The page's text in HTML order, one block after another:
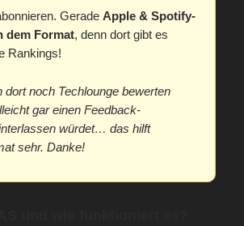
Gerade Apple & Spotify-
dem Format, denn dort gibt es
Rankings!
dort noch Techlounge bewerten
gar einen Feedback-
würdet… das hilft
sehr. Danke!